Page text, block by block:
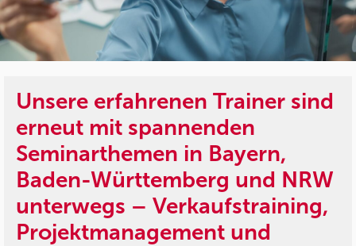
Unsere erfahrenen Trainer sind
erneut mit spannenden
Seminarthemen in Bayern,
Baden-Württemberg und NRW
unterwegs – Verkaufstraining,
Projektmanagement und